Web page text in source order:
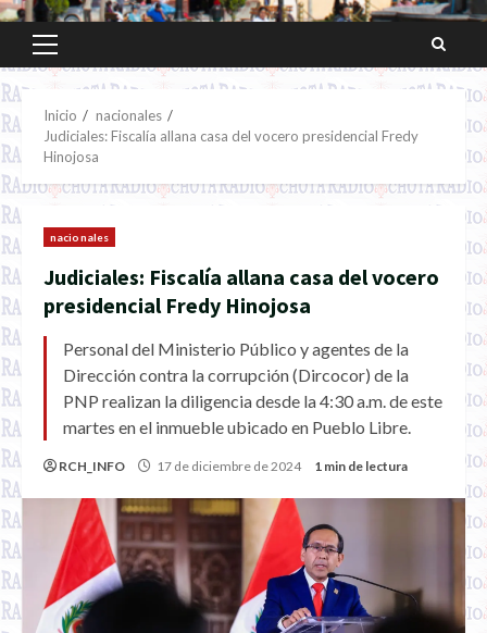
Menú
principal
Inicio
nacionales
Judiciales: Fiscalía allana casa del vocero presidencial Fredy
Hinojosa
nacionales
Judiciales: Fiscalía allana casa del vocero
presidencial Fredy Hinojosa
Personal del Ministerio Público y agentes de la
Dirección contra la corrupción (Dircocor) de la
PNP realizan la diligencia desde la 4:30 a.m. de este
martes en el inmueble ubicado en Pueblo Libre.
RCH_INFO 17 de diciembre de 2024 1 min de lectura